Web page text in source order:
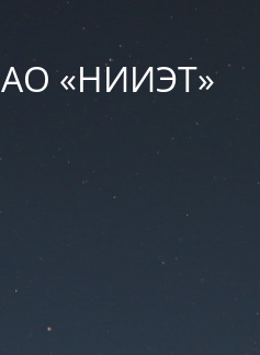
АО «НИИЭТ»